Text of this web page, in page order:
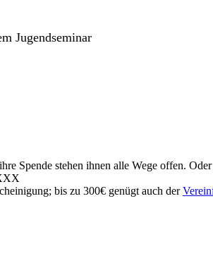
Jugendseminar
Spende stehen ihnen alle Wege offen.
bis zu 300€ genügt auch der